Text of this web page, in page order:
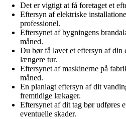
Det er vigtigt at få foretaget et
Eftersyn af elektriske
professionel.
Eftersynet af bygningens
måned.
Du bør få lavet et eftersyn af din
længere tur.
Eftersynet af maskinerne på
måned.
En planlagt eftersyn af dit
fremtidige lækager.
Eftersynet af dit tag bør udføres
eventuelle skader.